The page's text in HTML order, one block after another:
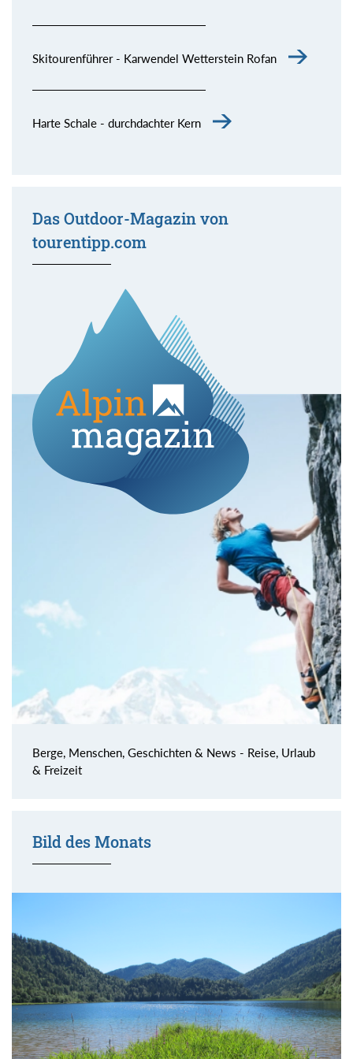
Skitourenführer - Karwendel Wetterstein Rofan
Harte Schale - durchdachter Kern
Das Outdoor-Magazin von
tourentipp.com
Berge, Menschen, Geschichten & News - Reise, Urlaub
& Freizeit
Bild des Monats